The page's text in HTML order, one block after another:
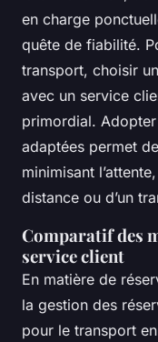
en charge
quête de fiabilité.
transport, choisir
avec un service
primordial.
adaptées permet
minimisant
distance ou d’un
Comparatif des
service client
En matière de
la gestion des
pour le transport